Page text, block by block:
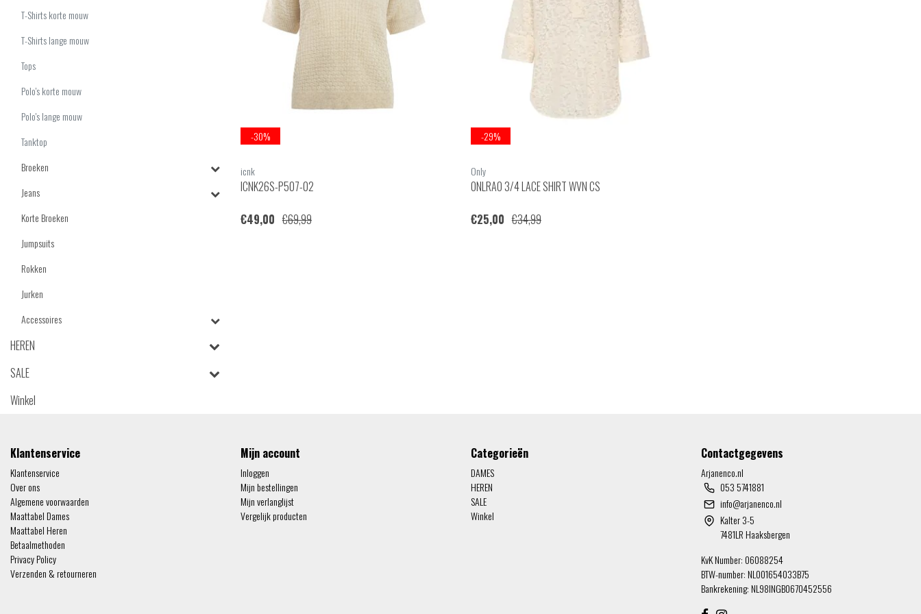
T-Shirts korte mouw
T-Shirts lange mouw
Tops
Polo's korte mouw
Polo's lange mouw
Tanktop
Broeken
Jeans
Korte Broeken
Jumpsuits
Rokken
Jurken
Accessoires
HEREN
SALE
Winkel
-30%
icnk
ICNK26S-P507-02
€49,00 €69,99
-29%
Only
ONLRAO 3/4 LACE SHIRT WVN CS
€25,00 €34,99
Klantenservice
Klantenservice
Over ons
Algemene voorwaarden
Maattabel Dames
Maattabel Heren
Betaalmethoden
Privacy Policy
Verzenden & retourneren
Mijn account
Inloggen
Mijn bestellingen
Mijn verlanglijst
Vergelijk producten
Categorieën
DAMES
HEREN
SALE
Winkel
Contactgegevens
Arjanenco.nl
053 5741881
info@arjanenco.nl
Kalter 3-5
7481LR Haaksbergen
KvK Number: 06088254
BTW-number: NL001654033B75
Bankrekening: NL98INGB0670452556